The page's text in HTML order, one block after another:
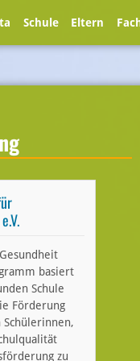
Schule Eltern
basiert
Schule
Förderung
Schülerinnen,
zu